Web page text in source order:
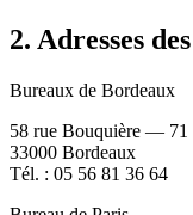
2. Adresses
Bureaux de Bordeaux
58 rue Bouquière — 71
33000 Bordeaux
Tél. : 05 56 81 36 64